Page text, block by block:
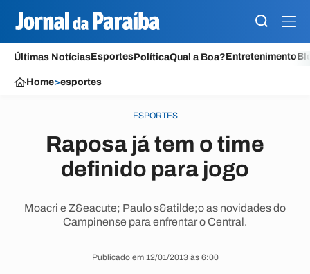
Últimas NotíciasEsportesPolíticaQual a Boa?Entretenimento
Home>esportes
ESPORTES
Raposa já tem o time
definido para jogo
Moacri e Z&eacute; Paulo s&atilde;o as novidades do
Campinense para enfrentar o Central.
Publicado em 12/01/2013 às 6:00